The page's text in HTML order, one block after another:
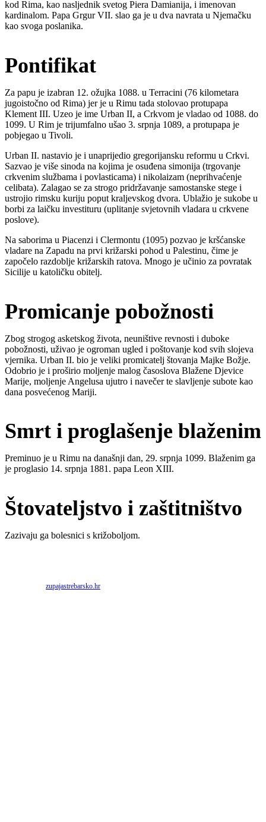
kod Rima, kao nasljednik svetog Piera Damianija, i imenovan
kardinalom. Papa Grgur VII. slao ga je u dva navrata u Njemačku
kao svoga poslanika.
Pontifikat
Za papu je izabran 12. ožujka 1088. u Terracini (76 kilometara
jugoistočno od Rima) jer je u Rimu tada stolovao protupapa
Klement III. Uzeo je ime Urban II, a Crkvom je vladao od 1088. do
1099. U Rim je trijumfalno ušao 3. srpnja 1089, a protupapa je
pobjegao u Tivoli.
Urban II. nastavio je i unaprijedio gregorijansku reformu u Crkvi.
Sazvao je više sinoda na kojima je osuđena simonija (trgovanje
crkvenim službama i povlasticama) i nikolaizam (neprihvaćenje
celibata). Zalagao se za strogo pridržavanje samostanske stege i
ustrojio rimsku kuriju poput kraljevskog dvora. Ublažio je sukobe u
borbi za laičku investituru (uplitanje svjetovnih vladara u crkvene
poslove).
Na saborima u Piacenzi i Clermontu (1095) pozvao je kršćanske
vladare na Zapadu na prvi križarski pohod u Palestinu, čime je
započelo razdoblje križarskih ratova. Mnogo je učinio za povratak
Sicilije u katoličku obitelj.
Promicanje pobožnosti
Zbog strogog asketskog života, neuništive revnosti i duboke
pobožnosti, uživao je ogroman ugled i poštovanje kod svih slojeva
vjernika. Urban II. bio je veliki promicatelj štovanja Majke Božje.
Odobrio je i proširio moljenje malog časoslova Blažene Djevice
Marije, moljenje Angelusa ujutro i navečer te slavljenje subote kao
dana posvećenog Mariji.
Smrt i proglašenje blaženim
Preminuo je u Rimu na današnji dan, 29. srpnja 1099. Blaženim ga
je proglasio 14. srpnja 1881. papa Leon XIII.
Štovateljstvo i zaštitništvo
Zazivaju ga bolesnici s križoboljom.
Izvor:zupajastrebarsko.hr